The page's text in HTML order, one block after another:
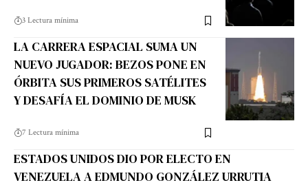
3 Lectura mínima
LA CARRERA ESPACIAL SUMA UN
NUEVO JUGADOR: BEZOS PONE EN
ÓRBITA SUS PRIMEROS SATÉLITES
Y DESAFÍA EL DOMINIO DE MUSK
7 Lectura mínima
ESTADOS UNIDOS DIO POR ELECTO EN
VENEZUELA A EDMUNDO GONZÁLEZ URRUTIA